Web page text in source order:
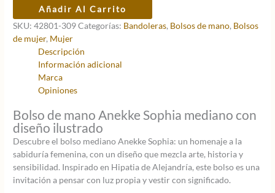
62,95 €. 50,36 €.
mediano
Anekke
Sophia
cantidad
Añadir Al Carrito
SKU:42801-309Categorías: Bandoleras, Bolsos de mano, Bolsos
de mujer, Mujer
Descripción
Información adicional
Marca
Opiniones
Bolso de mano Anekke Sophia mediano con
diseño ilustrado
Descubre el bolso mediano Anekke Sophia: un homenaje a la
sabiduría femenina, con un diseño que mezcla arte, historia y
sensibilidad. Inspirado en Hipatia de Alejandría, este bolso es una
invitación a pensar con luz propia y vestir con significado.